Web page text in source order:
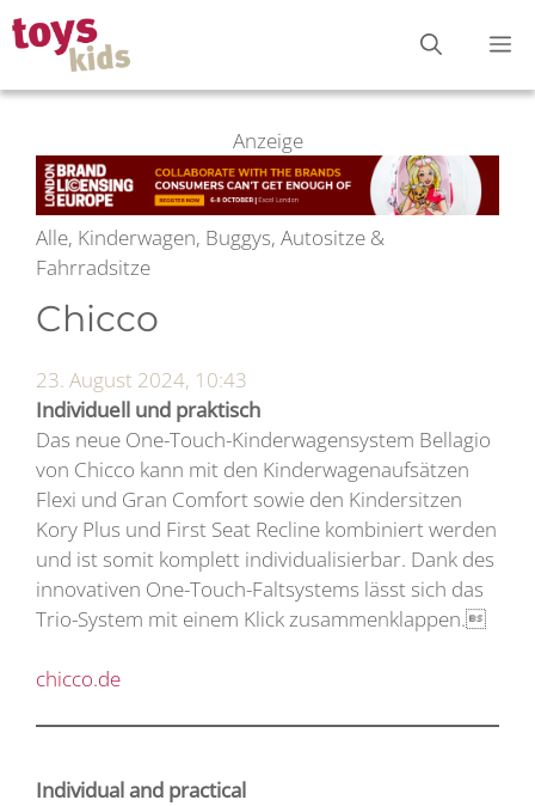
Zum
Inhalt
springen
Anzeige
Alle, Kinderwagen, Buggys, Autositze &
Fahrradsitze
Chicco
23. August 2024, 10:43
Individuell und praktisch
Das neue One-Touch-Kinderwagensystem Bellagio
von Chicco kann mit den Kinderwagenaufsätzen
Flexi und Gran Comfort sowie den Kindersitzen
Kory Plus und First Seat Recline kombiniert werden
und ist somit komplett individualisierbar. Dank des
innovativen One-Touch-Faltsystems lässt sich das
Trio-System mit einem Klick zusammenklappen.
chicco.de
Individual and practical